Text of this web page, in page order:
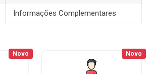
Informações Complementares
Novo Novo